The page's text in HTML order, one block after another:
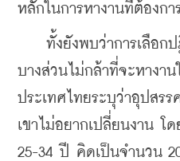
หลักในการหางานที่ต้องกา
ทั้งยังพบว่าการเลือกป
บางส่วนไม่กล้าที่จะหางา
ประเทศไทยระบุว่าอุปสร
เขาไม่อยากเปลี่ยนงาน โ
25-34 ปี คิดเป็นจำนวน